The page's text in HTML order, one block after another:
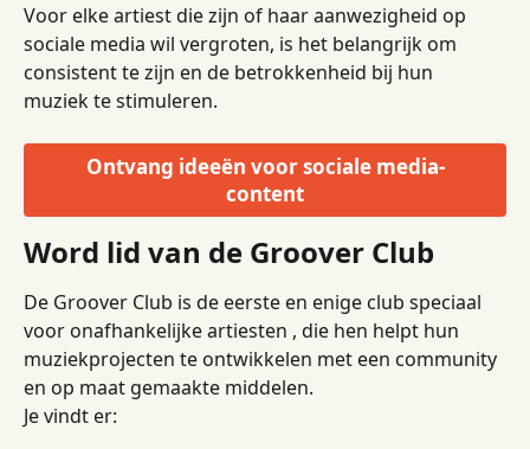
Voor elke artiest die zijn of haar aanwezigheid op
sociale media wil vergroten, is het belangrijk om
consistent te zijn en de betrokkenheid bij hun
muziek te stimuleren.
Ontvang ideeën voor sociale media-
content
Word lid van de Groover Club
De Groover Club is de eerste en enige club speciaal
voor onafhankelijke artiesten , die hen helpt hun
muziekprojecten te ontwikkelen met een community
en op maat gemaakte middelen.
Je vindt er: